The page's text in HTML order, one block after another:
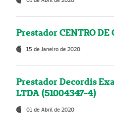
Prestador CENTRO DE
15 de Janeiro de 2020
Prestador Decordis
LTDA (51004347-4)
01 de Abril de 2020